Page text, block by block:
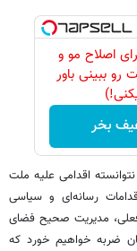
اصلاح مو و
ببینی باور
بخر
اقدامی علیه ملت
رسانه‌ای و سیاسی
فعلی، مدیریت صحیح فضای
ضربه خواهیم خورد که